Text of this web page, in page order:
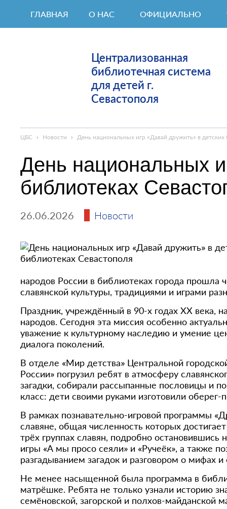
ГЛАВНАЯ О НАС ОФИЦИАЛЬНО
Централизованная
библиотечная система
для детей г.
Севастополя
ЦБС › Новости › День национальных игр «Давай дружить» в детских
День национальных
библиотеках
26.06.2026 Новости
народов России в библиотеках города прошла
славянской культуры, традициями и играми
Праздник, учреждённый в 90-х годах ХХ века,
народов. Сегодня эта миссия особенно
уважение к культурному наследию и умение
диалога поколений.
В отделе «Мир детства» Центральной
России» погрузил ребят в атмосферу
загадки, собирали рассыпанные пословицы и
класс: дети своими руками изготовили
В рамках познавательно-игровой программы
славяне, общая численность которых
трёх группах славян, подробно
игры «А мы просо сеяли» и «Ручеёк», а также
разгадыванием загадок и разговором о мифах и
Не менее насыщенной была программа в
матрёшке. Ребята не только узнали историю
семёновской, загорской и полхов-